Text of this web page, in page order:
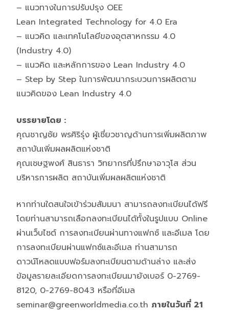
– แนวทางในการปรับปรุง OEE
Lean Integrated Technology for 4.0 Era
– แนวคิด และเทคโนโลยีของอุตสาหกรรม 4.0
(Industry 4.0)
– แนวคิด และหลักการของ Lean Industry 4.0
– Step by Step ในการพัฒนากระบวนการผลิตตาม
แนวคิดของ Lean Industry 4.0
บรรยายโดย :
คุณชาญชัย พรศิริรุ่ง ผู้เชี่ยวชาญด้านการเพิ่มผลิตภาพ
สถาบันเพิ่มผลผลิตแห่งชาติ
คุณเชษฐพงศ์ สินธารา วิทยากรที่ปรึกษาอาวุโส ส่วน
บริหารการผลิต สถาบันเพิ่มผลผลิตแห่งชาติ
หากท่านใดสนใจเข้าร่วมสัมมนา สามารถลงทะเบียนได้ฟรี
โดยท่านสามารถเลือกลงทะเบียนได้ทั้งในรูปแบบ Online
ผ่านเว็บไซต์ การลงทะเบียนผ่านทางแฟกซ์ และอีเมล โดย
การลงทะเบียนผ่านแฟกซ์และอีเมล ท่านสามารถ
ดาวน์โหลดแบบฟอร์มลงทะเบียนตามด้านล่าง และส่ง
ข้อมูลรายละเอียดการลงทะเบียนมายังเบอร์ 0-2769-
8120, 0-2769-8043 หรือที่อีเมล
seminar@greenworldmedia.co.th ภายในวันที่ 21